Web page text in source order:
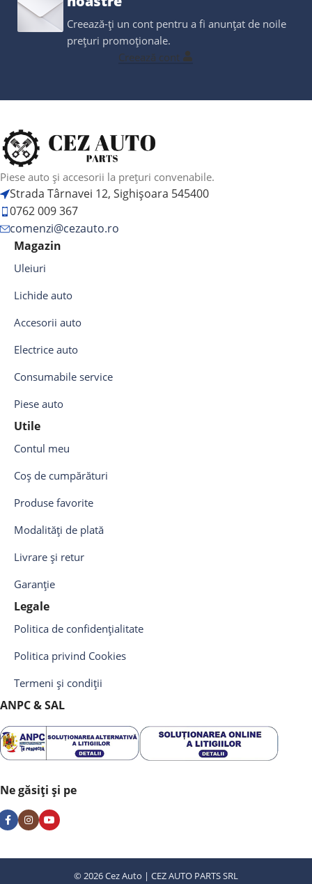
Creează-ți un cont pentru a fi anunțat de noile
prețuri promoționale.
Creează cont
Piese auto și accesorii la prețuri convenabile.
Strada Târnavei 12, Sighișoara 545400
0762 009 367
comenzi@cezauto.ro
Magazin
Uleiuri
Lichide auto
Accesorii auto
Electrice auto
Consumabile service
Piese auto
Utile
Contul meu
Coș de cumpărături
Produse favorite
Modalități de plată
Livrare și retur
Garanție
Legale
Politica de confidențialitate
Politica privind Cookies
Termeni și condiții
ANPC & SAL
Ne găsiți și pe
© 2026 Cez Auto | CEZ AUTO PARTS SRL